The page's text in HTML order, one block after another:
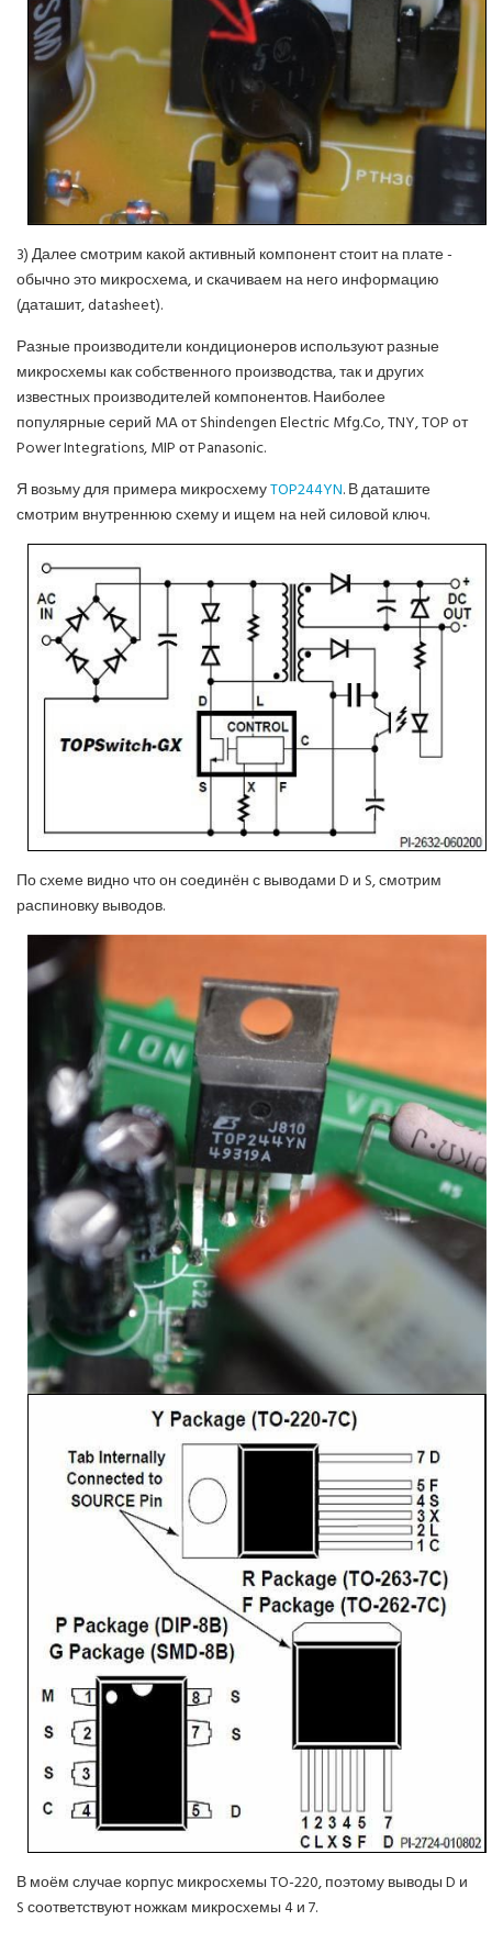
3) Далее смотрим какой активный компонент стоит на плате -
обычно это микросхема, и скачиваем на него информацию
(даташит, datasheet).
Разные производители кондиционеров используют разные
микросхемы как собственного производства, так и других
известных производителей компонентов. Наиболее
популярные серий MA от Shindengen Electric Mfg.Co, TNY, TOP от
Power Integrations, MIP от Panasonic.
Я возьму для примера микросхемуTOP244YN. В даташите
смотрим внутреннюю схему и ищем на ней силовой ключ.
По схеме видно что он соединён с выводами D и S, смотрим
распиновку выводов.
В моём случае корпус микросхемы TO-220, поэтому выводы D и
S соответствуют ножкам микросхемы 4 и 7.